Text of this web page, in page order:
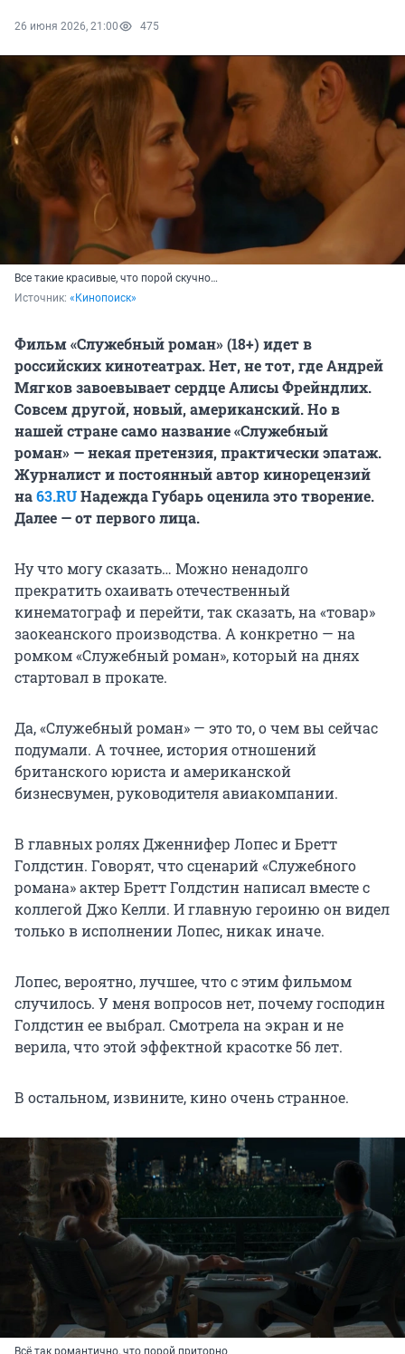
26 июня 2026, 21:00 475
Все такие красивые, что порой скучно…
Источник: «Кинопоиск»
Фильм «Служебный роман» (18+) идет в
российских кинотеатрах. Нет, не тот, где Андрей
Мягков завоевывает сердце Алисы Фрейндлих.
Совсем другой, новый, американский. Но в
нашей стране само название «Служебный
роман» — некая претензия, практически эпатаж.
Журналист и постоянный автор кинорецензий
на63.RUНадежда Губарь оценила это творение.
Далее — от первого лица.
Ну что могу сказать… Можно ненадолго
прекратить охаивать отечественный
кинематограф и перейти, так сказать, на «товар»
заокеанского производства. А конкретно — на
ромком «Служебный роман», который на днях
стартовал в прокате.
Да, «Служебный роман» — это то, о чем вы сейчас
подумали. А точнее, история отношений
британского юриста и американской
бизнесвумен, руководителя авиакомпании.
В главных ролях Дженнифер Лопес и Бретт
Голдстин. Говорят, что сценарий «Служебного
романа» актер Бретт Голдстин написал вместе с
коллегой Джо Келли. И главную героиню он видел
только в исполнении Лопес, никак иначе.
Лопес, вероятно, лучшее, что с этим фильмом
случилось. У меня вопросов нет, почему господин
Голдстин ее выбрал. Смотрела на экран и не
верила, что этой эффектной красотке 56 лет.
В остальном, извините, кино очень странное.
Всё так романтично, что порой приторно